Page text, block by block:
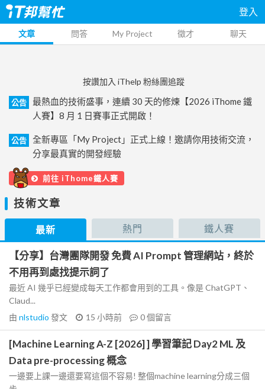
登入
文章 問答 My Project 徵才 聊天
按讚加入 iThelp 粉絲團追蹤
公告
最熱血的技術盛事，連續 30 天的修煉【2026 iThome 鐵
人賽】8 月 1 日賽事正式開啟！
公告
全新專區「My Project」正式上線！邀請你用技術交流，
分享最真實的開發經驗
前往 iThome鐵人賽
技術文章
最新 熱門 鐵人賽
【分享】台灣團隊開發 免費 AI Prompt 管理網站，終於
不用再到處找提示詞了
最近 AI 幾乎已經變成每天工作都會用到的工具。像是 ChatGPT、
Claud...
由 nlstudio 發文 15 小時前 0個留言
[Machine Learning A-Z [2026] ] 學習筆記 Day2 ML 及
Data pre-processing 概念
一邊要上課一邊還要寫這個不容易! 整個machine learning分成三個